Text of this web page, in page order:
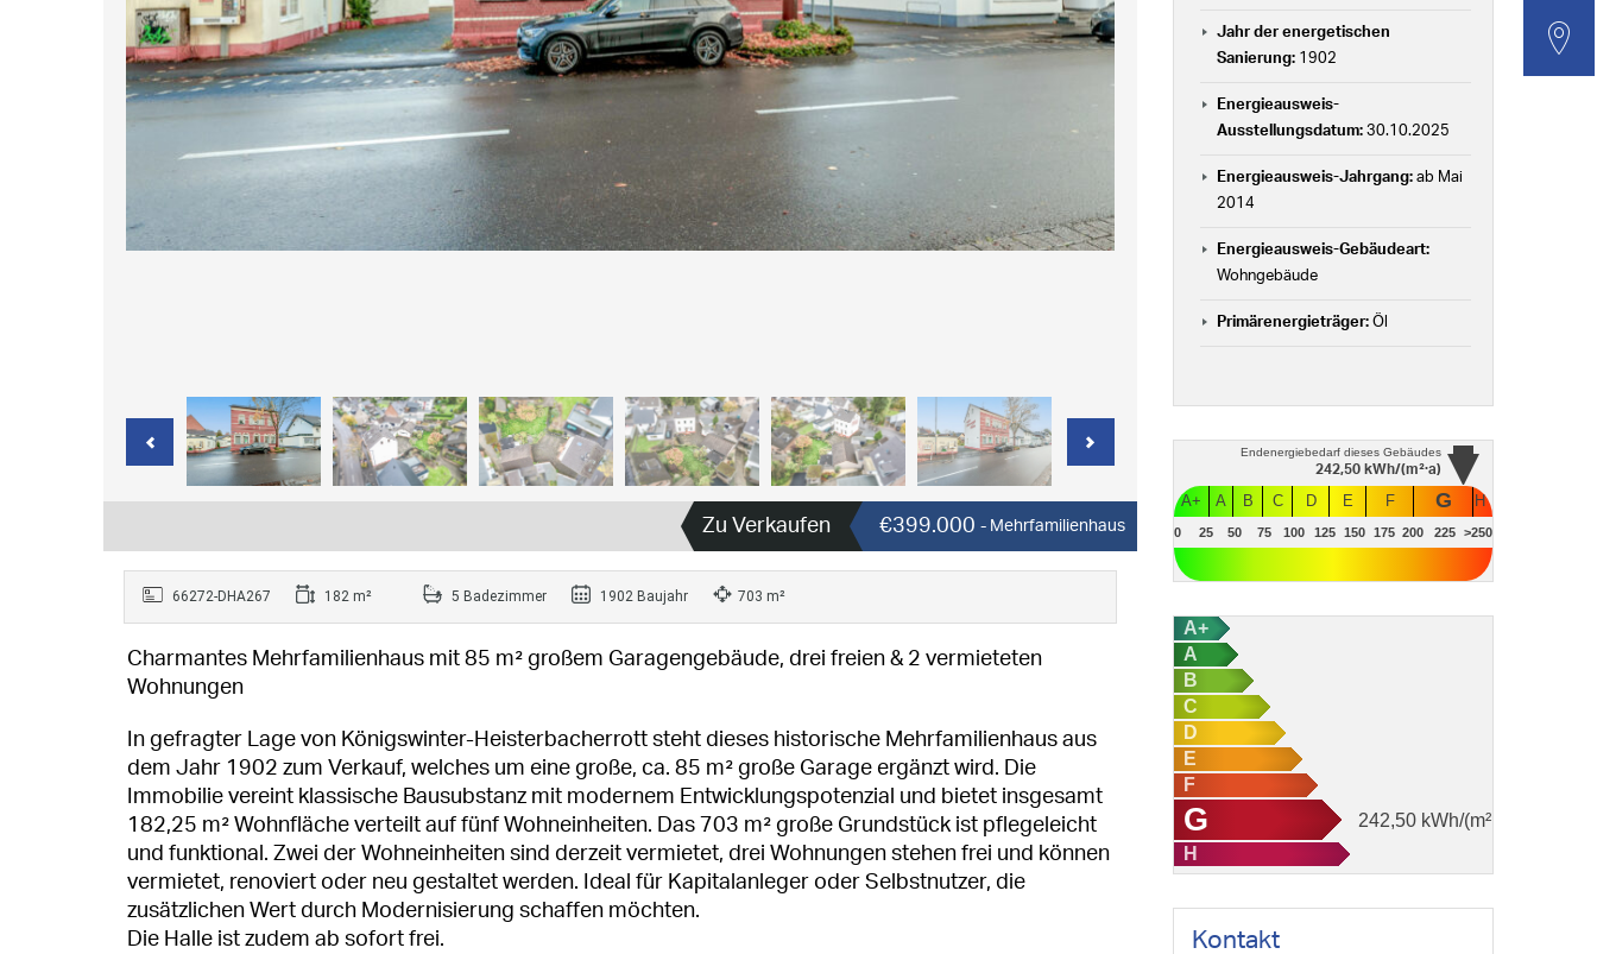
Zu Verkaufen €399.000 - Mehrfamilienhaus
66272-DHA267 182 m² 5 Badezimmer 1902 Baujahr 703 m²
Charmantes Mehrfamilienhaus mit 85 m² großem Garagengebäude, drei freien & 2 vermieteten
Wohnungen
In gefragter Lage von Königswinter-Heisterbacherrott steht dieses historische Mehrfamilienhaus aus
dem Jahr 1902 zum Verkauf, welches um eine große, ca. 85 m² große Garage ergänzt wird. Die
Immobilie vereint klassische Bausubstanz mit modernem Entwicklungspotenzial und bietet insgesamt
182,25 m² Wohnfläche verteilt auf fünf Wohneinheiten. Das 703 m² große Grundstück ist pflegeleicht
und funktional. Zwei der Wohneinheiten sind derzeit vermietet, drei Wohnungen stehen frei und können
vermietet, renoviert oder neu gestaltet werden. Ideal für Kapitalanleger oder Selbstnutzer, die
zusätzlichen Wert durch Modernisierung schaffen möchten.
Die Halle ist zudem ab sofort frei.
Jahr der energetischen
Sanierung: 1902
Energieausweis-
Ausstellungsdatum: 30.10.2025
Energieausweis-Jahrgang: ab Mai
2014
Energieausweis-Gebäudeart:
Wohngebäude
Primärenergieträger: Öl
Endenergiebedarf dieses Gebäudes
242,50 kWh/(m²·a)
A+ A B C D E F G H
0 25 50 75 100 125 150 175 200 225 >250
A+
A
B
C
D
E
F
G 242,50 kWh/(m²·a)
H
Kontakt